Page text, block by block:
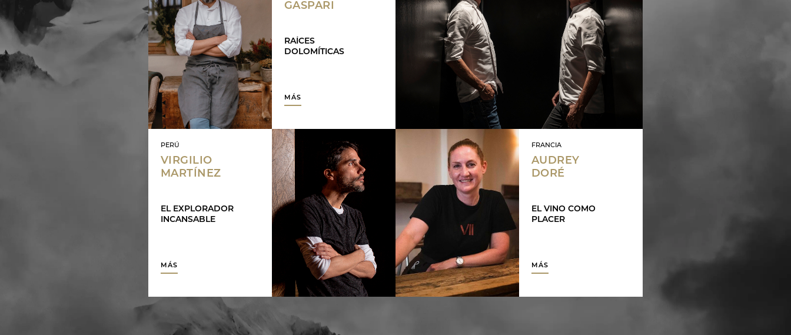
GASPARI
RAÍCES
DOLOMÍTICAS
MÁS
PERÚ
VIRGILIO
MARTÍNEZ
EL EXPLORADOR
INCANSABLE
MÁS
FRANCIA
AUDREY
DORÉ
EL VINO COMO
PLACER
MÁS